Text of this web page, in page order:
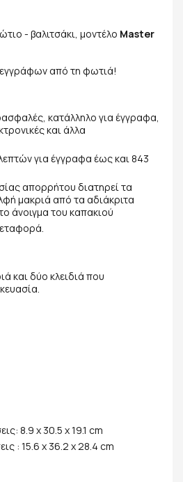
- βαλιτσάκι, μοντέλο Master
εγγράφων από τη φωτιά!
κατάλληλο για έγγραφα,
και άλλα
για έγγραφα έως και 843
απορρήτου διατηρεί τα
μακριά από τα αδιάκριτα
άνοιγμα του καπακιού
και δύο κλειδιά που
8.9 x 30.5 x 19.1 cm
: 15.6 x 36.2 x 28.4 cm